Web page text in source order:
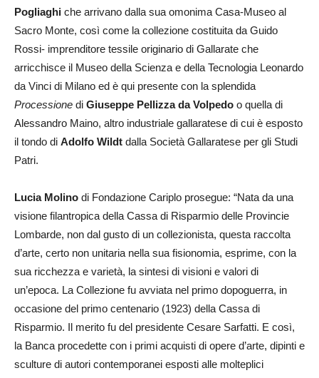
Pogliaghi che arrivano dalla sua omonima Casa-Museo al
Sacro Monte, così come la collezione costituita da Guido
Rossi- imprenditore tessile originario di Gallarate che
arricchisce il Museo della Scienza e della Tecnologia Leonardo
da Vinci di Milano ed è qui presente con la splendida
Processione di Giuseppe Pellizza da Volpedo o quella di
Alessandro Maino, altro industriale gallaratese di cui è esposto
il tondo di Adolfo Wildt dalla Società Gallaratese per gli Studi
Patri.
Lucia Molino di Fondazione Cariplo prosegue: “Nata da una
visione filantropica della Cassa di Risparmio delle Provincie
Lombarde, non dal gusto di un collezionista, questa raccolta
d’arte, certo non unitaria nella sua fisionomia, esprime, con la
sua ricchezza e varietà, la sintesi di visioni e valori di
un’epoca. La Collezione fu avviata nel primo dopoguerra, in
occasione del primo centenario (1923) della Cassa di
Risparmio. Il merito fu del presidente Cesare Sarfatti. E così,
la Banca procedette con i primi acquisti di opere d’arte, dipinti e
sculture di autori contemporanei esposti alle molteplici